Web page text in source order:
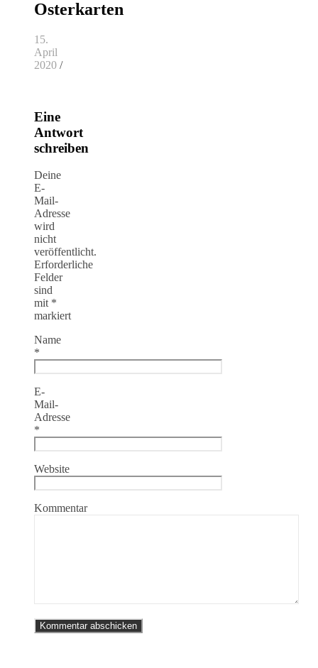
Osterkarten
15.
April
2020 /
Eine
Antwort
schreiben
Deine
E-
Mail-
Adresse
wird
nicht
veröffentlicht.
Erforderliche
Felder
sind
mit *
markiert
Name
*
E-
Mail-
Adresse
*
Website
Kommentar